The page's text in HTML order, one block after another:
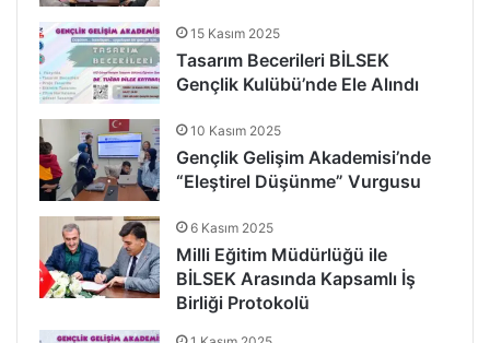
15 Kasım 2025
Tasarım Becerileri BİLSEK
Gençlik Kulübü’nde Ele Alındı
10 Kasım 2025
Gençlik Gelişim Akademisi’nde
“Eleştirel Düşünme” Vurgusu
6 Kasım 2025
Milli Eğitim Müdürlüğü ile
BİLSEK Arasında Kapsamlı İş
Birliği Protokolü